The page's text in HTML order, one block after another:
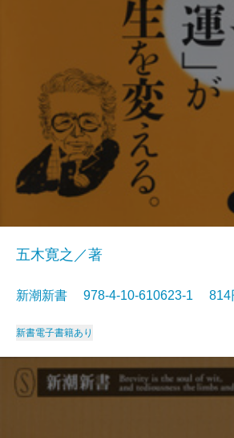
五木寛之／著
新潮新書 978-4-10-610623-1
新書電子書籍あり